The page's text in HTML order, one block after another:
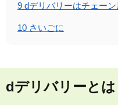
9 dデリバリーはチェー
10 さいごに
dデリバリーとは